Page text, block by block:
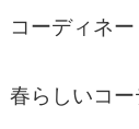
コーディネ
春らしいコー